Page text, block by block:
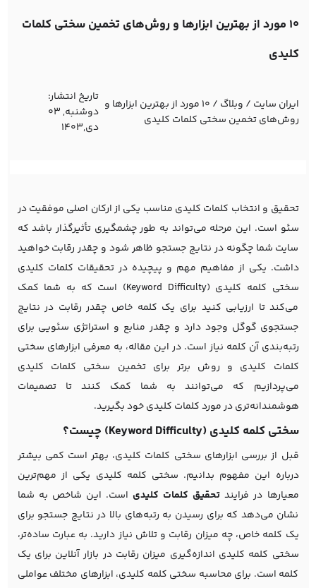
10 مورد از بهترین ابزارها و روش‌های تخمین سختی کلمات
کلیدی
ایران سایت / وبلاگ /
10 مورد از بهترین ابزارها و
روش‌های تخمین سختی کلمات کلیدی
تاریخ انتشار:
دوشنبه, 03
دی,1403
تحقیق و انتخاب کلمات کلیدی مناسب یکی از ارکان اصلی موفقیت در
سئو است. این مرحله می‌تواند به طور چشمگیری تأثیرگذار باشد که
سایت شما چگونه در نتایج جستجو ظاهر شود و چقدر رقابت خواهید
داشت. یکی از مفاهیم مهم و پیچیده در تحقیقات کلمات کلیدی
سختی کلمه کلیدی (Keyword Difficulty) است که به شما کمک
می‌کند تا ارزیابی کنید برای یک کلمه خاص چقدر رقابت در نتایج
جستجوی گوگل وجود دارد و چقدر منابع و استراتژی سئویی برای
رتبه‌بندی آن کلمه نیاز است. در این مقاله، به معرفی ابزارهای سختی
کلمات کلیدی و روش برتر برای تخمین سختی کلمات کلیدی
می‌پردازیم که می‌توانند به شما کمک کنند تا تصمیمات
هوشمندانه‌تری در مورد کلمات کلیدی خود بگیرید.
سختی کلمه کلیدی (Keyword Difficulty) چیست؟
قبل از بررسی ابزارهای سختی کلمات کلیدی، بهتر است کمی بیشتر
درباره این مفهوم بدانیم. سختی کلمه کلیدی یکی از مهم‌ترین
معیارها در فرایند تحقیق کلمات کلیدی است. این شاخص به شما
نشان می‌دهد که برای رسیدن به رتبه‌های بالا در نتایج جستجو برای
یک کلمه خاص، چه میزان رقابت و تلاش نیاز دارید. به عبارت ساده‌تر،
سختی کلمه کلیدی اندازه‌گیری میزان رقابت در بازار آنلاین برای یک
کلمه است. برای محاسبه سختی کلمه کلیدی، ابزارهای مختلف عواملی